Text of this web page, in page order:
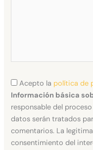
Acepto la política de
Información básica
responsable del
datos serán tratados
comentarios. La
consentimiento del